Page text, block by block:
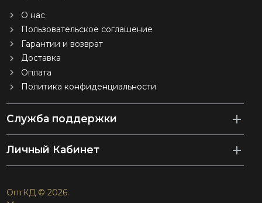
О нас
Пользовательское соглашение
Гарантии и возврат
Доставка
Оплата
Политика конфиденциальности
Служба поддержки
Личный Кабинет
ОптКД © 2026.